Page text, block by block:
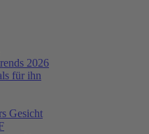
2026
für ihn
Gesicht